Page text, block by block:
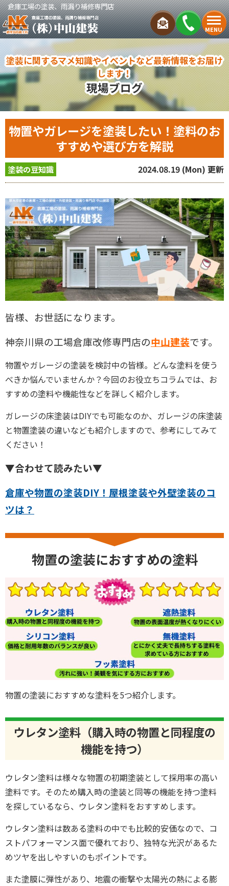
MENU
倉庫工場の塗装、雨漏り補修専門店
塗装に関するマメ知識やイベントなど最新情報をお届け
します！
現場ブログ
物置やガレージを塗装したい！塗料のお
すすめや選び方を解説
塗装の豆知識 2024.08.19 (Mon) 更新
皆様、お世話になります。
神奈川県の工場倉庫改修専門店の中山建装です。
物置やガレージの塗装を検討中の皆様。どんな塗料を使う
べきか悩んでいませんか？今回のお役立ちコラムでは、お
すすめの塗料や機能性などを詳しく紹介します。
ガレージの床塗装はDIYでも可能なのか、ガレージの床塗装
と物置塗装の違いなども紹介しますので、参考にしてみて
ください！
▼合わせて読みたい▼
倉庫や物置の塗装DIY！屋根塗装や外壁塗装のコ
ツは？
物置の塗装におすすめの塗料
物置の塗装におすすめな塗料を5つ紹介します。
ウレタン塗料（購入時の物置と同程度の
機能を持つ）
ウレタン塗料は様々な物置の初期塗装として採用率の高い
塗料です。そのため購入時の塗装と同等の機能を持つ塗料
を探しているなら、ウレタン塗料をおすすめします。
ウレタン塗料は数ある塗料の中でも比較的安価なので、コ
ストパフォーマンス面で優れており、独特な光沢があるた
めツヤを出しやすいのもポイントです。
また塗膜に弾性があり、地震の衝撃や太陽光の熱による膨